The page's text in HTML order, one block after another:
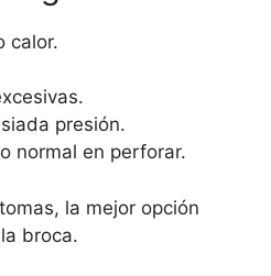
calor.
presión.
normal en perforar.
la mejor opción
broca.